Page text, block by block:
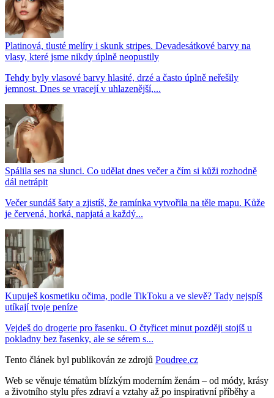
Platinová, tlusté melíry i skunk stripes. Devadesátkové barvy na
vlasy, které jsme nikdy úplně neopustily
Tehdy byly vlasové barvy hlasité, drzé a často úplně neřešily
jemnost. Dnes se vracejí v uhlazenější,...
Spálila ses na slunci. Co udělat dnes večer a čím si kůži rozhodně
dál netrápit
Večer sundáš šaty a zjistíš, že ramínka vytvořila na těle mapu. Kůže
je červená, horká, napjatá a každý...
Kupuješ kosmetiku očima, podle TikToku a ve slevě? Tady nejspíš
utíkají tvoje peníze
Vejdeš do drogerie pro řasenku. O čtyřicet minut později stojíš u
pokladny bez řasenky, ale se sérem s...
Tento článek byl publikován ze zdrojů Poudree.cz
Web se věnuje tématům blízkým moderním ženám – od módy, krásy
a životního stylu přes zdraví a vztahy až po inspirativní příběhy a